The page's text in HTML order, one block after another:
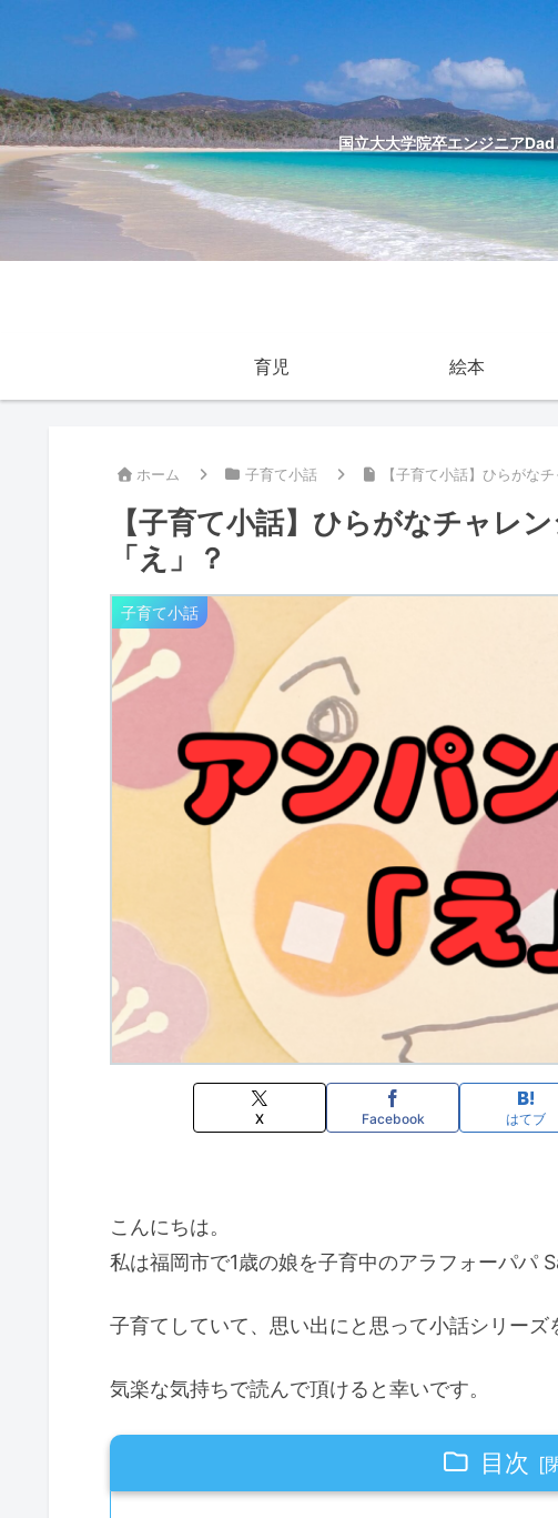
国立大大学院卒エンジニア
育児 絵本
ホーム 子育て小話 【子育て小話】ひらが
【子育て小話】ひらがなチャレ
「え」？
子育て小話
X Facebook はてブ
こんにちは。
私は福岡市で1歳の娘を子育中のアラフォーパパ
子育てしていて、思い出にと思って小話シリーズ
気楽な気持ちで読んで頂けると幸いです。
目次